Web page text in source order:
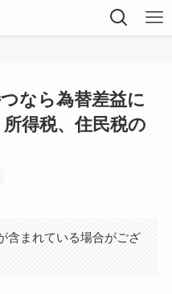
なら為替差益に
得税、住民税の
含まれている場合がござ